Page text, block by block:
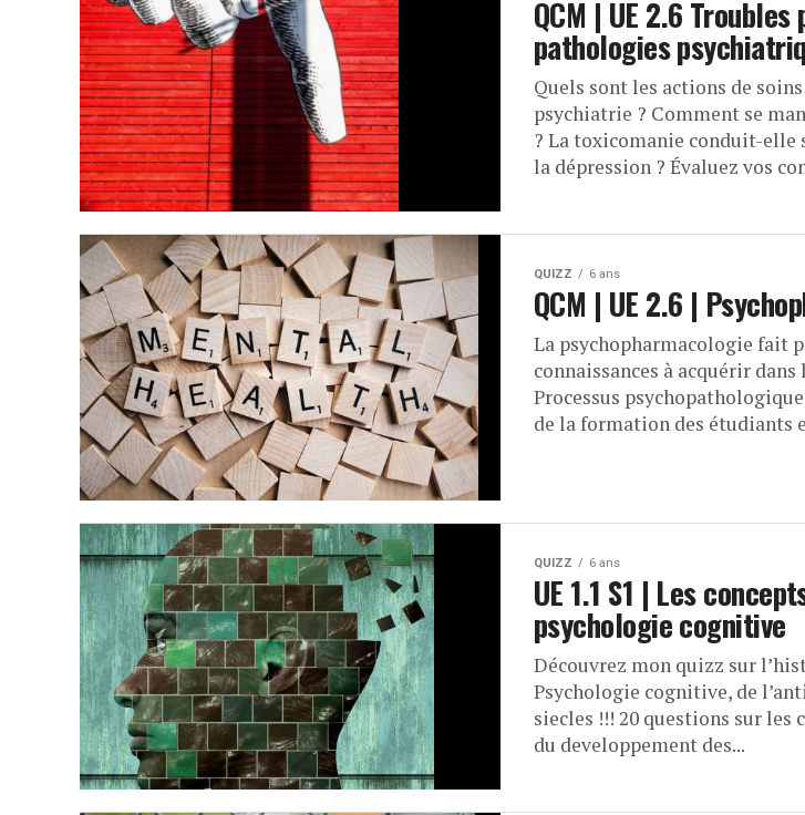
QCM | UE 2.6 Troubles
pathologies
Quels sont les actions de
psychiatrie ? Comment se
? La toxicomanie conduit-elle
la dépression ? Évaluez vos
QUIZZ 6 ans
QCM | UE 2.6 |
La psychopharmacologie fait
connaissances à acquérir dans
Processus
de la formation des étudiants
QUIZZ 6 ans
UE 1.1 S1 | Les
psychologie cognitive
Découvrez mon quizz sur
Psychologie cognitive, de
siecles !!! 20 questions sur les
du developpement des...